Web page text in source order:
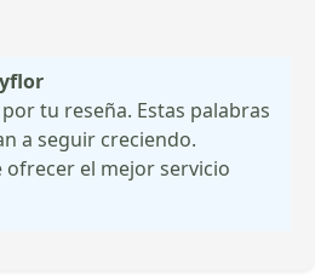
tu reseña. Estas palabras
a seguir creciendo.
el mejor servicio